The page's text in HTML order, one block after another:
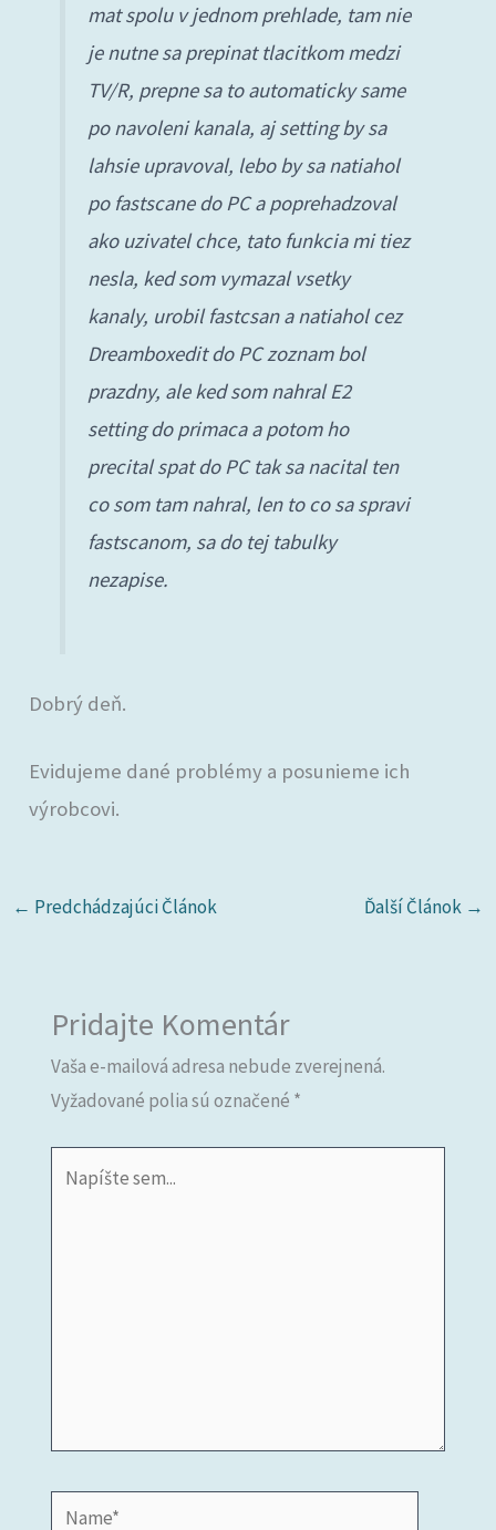
mat spolu v jednom prehlade, tam nie
je nutne sa prepinat tlacitkom medzi
TV/R, prepne sa to automaticky same
po navoleni kanala, aj setting by sa
lahsie upravoval, lebo by sa natiahol
po fastscane do PC a poprehadzoval
ako uzivatel chce, tato funkcia mi tiez
nesla, ked som vymazal vsetky
kanaly, urobil fastcsan a natiahol cez
Dreamboxedit do PC zoznam bol
prazdny, ale ked som nahral E2
setting do primaca a potom ho
precital spat do PC tak sa nacital ten
co som tam nahral, len to co sa spravi
fastscanom, sa do tej tabulky
nezapise.
Dobrý deň.
Evidujeme dané problémy a posunieme ich
výrobcovi.
← Predchádzajúci Článok Ďalší Článok →
Pridajte Komentár
Vaša e-mailová adresa nebude zverejnená.
Vyžadované polia sú označené *
sem...
Name*